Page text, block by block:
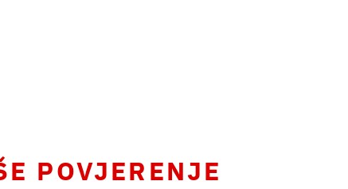
POVJERENJE